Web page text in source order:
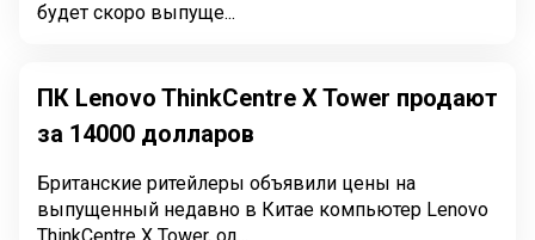
будет скоро выпуще...
ПК Lenovo ThinkCentre X Tower продают
за 14000 долларов
Британские ритейлеры объявили цены на
выпущенный недавно в Китае компьютер Lenovo